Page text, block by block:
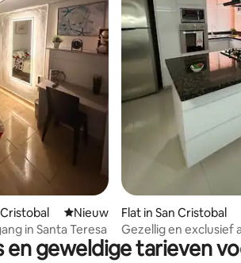
op 5, 7 recensies
Nieuwe accommodatie
Nieuw
in Santa Teresa
Flat in San Cristobal
Gezellig en exclusief
geweldige tarieven